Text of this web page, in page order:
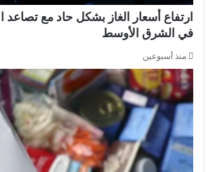
ارتفاع أسعار الغاز بشكل حاد مع تصاعد
في الشرق الأوسط
منذ أسبوعين